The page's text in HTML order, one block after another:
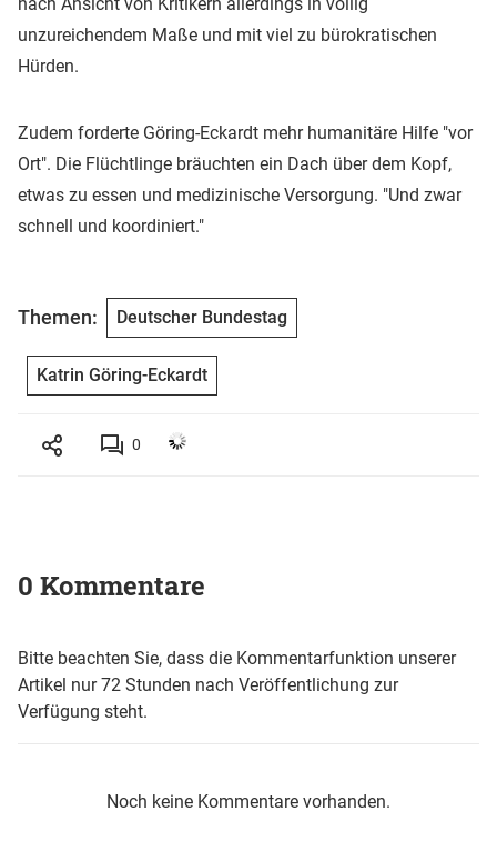
unzureichendem Maße und mit viel zu bürokratischen
Hürden.
Zudem forderte Göring-Eckardt mehr humanitäre Hilfe "vor
Ort". Die Flüchtlinge bräuchten ein Dach über dem Kopf,
etwas zu essen und medizinische Versorgung. "Und zwar
schnell und koordiniert."
Themen: Deutscher Bundestag
Katrin Göring-Eckardt
0
0 Kommentare
Bitte beachten Sie, dass die Kommentarfunktion unserer
Artikel nur 72 Stunden nach Veröffentlichung zur
Verfügung steht.
Noch keine Kommentare vorhanden.